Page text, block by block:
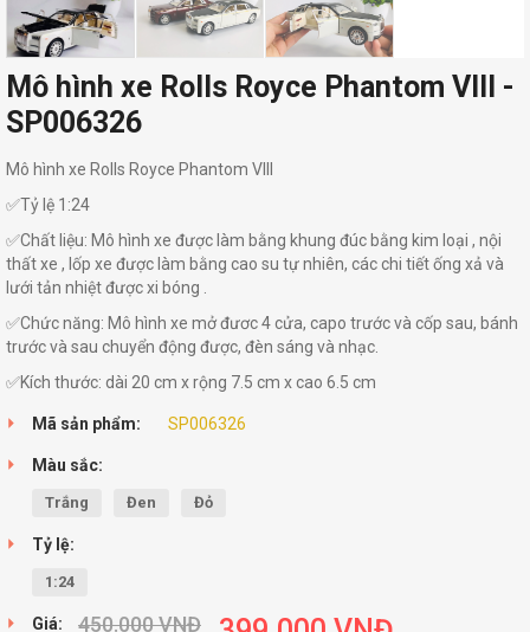
Mô hình xe Rolls Royce Phantom VIII -
SP006326
Mô hình xe Rolls Royce Phantom VIII
✅Tỷ lệ 1:24
✅Chất liệu: Mô hình xe được làm bằng khung đúc bằng kim loại , nội
thất xe , lốp xe được làm bằng cao su tự nhiên, các chi tiết ống xả và
lưới tản nhiệt được xi bóng .
✅Chức năng: Mô hình xe mở đươc 4 cửa, capo trước và cốp sau, bánh
trước và sau chuyển động được, đèn sáng và nhạc.
✅Kích thước: dài 20 cm x rộng 7.5 cm x cao 6.5 cm
Mã sản phẩm: SP006326
Màu sắc:
Trắng Đen Đỏ
Tỷ lệ:
1:24
Giá: 450.000VNĐ